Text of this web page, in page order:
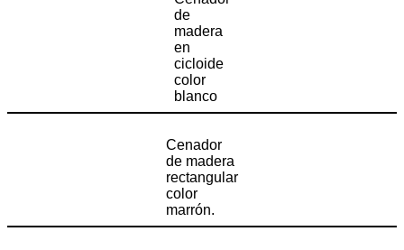
de
madera
en
cicloide
color
blanco
Cenador
de madera
rectangular
color
marrón.